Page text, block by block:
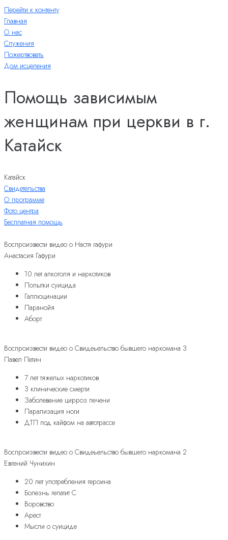
Перейти к контенту
Главная
О нас
Служения
Пожертвовать
Дом исцеления
Помощь зависимым
женщинам при церкви в г.
Катайск
Катайск
Свидетельства
О программе
Фото центра
Бесплатная помощь
Воспроизвести видео о Настя гафури
Анастасия Гафури
10 лет алкоголя и наркотиков
Попытки суицида
Галлюцинации
Паранойя
Аборт
Воспроизвести видео о Свидеьельство бывшего наркомана 3
Павел Петин
7 лет тяжелых наркотиков
3 клинические смерти
Заболевание цирроз печени
Парализация ноги
ДТП под кайфом на автотрассе
Воспроизвести видео о Свидеьельство бывшего наркомана 2
Евгений Чунихин
20 лет употребления героина
Болезнь гепатит С
Воровство
Арест
Мысли о суициде